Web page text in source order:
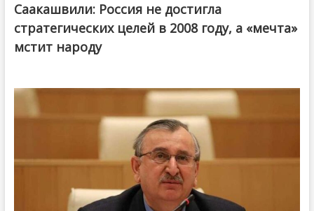
Саакашвили: Россия не достигла
стратегических целей в 2008 году, а «мечта»
мстит народу